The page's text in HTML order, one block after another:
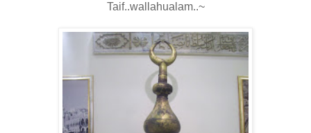
Taif..wallahualam..~